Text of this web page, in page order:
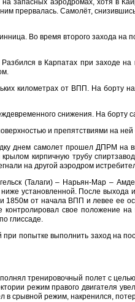
запасных аэродромах, хотя в
прервалась. Самолёт,
Во время второго захода на
в Карпатах при заходе
километрах от ВПП. На борту
снижения. На борту
и препятствиями на
днем самолет прошел ДПРМ на
кирпичную трубу
на другой аэродром
(Талаги) – Нарьян-Мар –
установленной. После выхода
1850м от начала ВПП и левее
свое положение
глиссаде.
попытке выполнить заход на
тренировочный полет с
режим правого двигателя
срывной режим, накренился,